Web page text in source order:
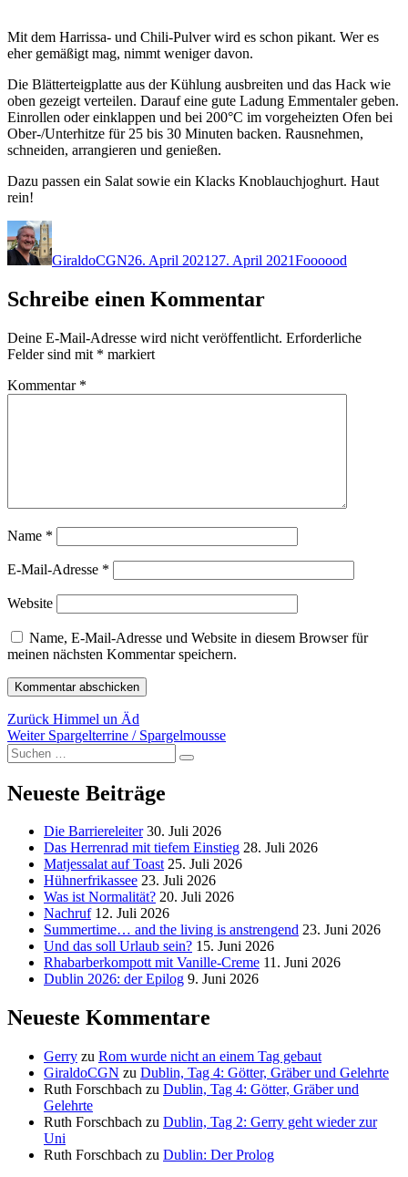
Mit dem Harrissa- und Chili-Pulver wird es schon pikant. Wer es
eher gemäßigt mag, nimmt weniger davon.
Die Blätterteigplatte aus der Kühlung ausbreiten und das Hack wie
oben gezeigt verteilen. Darauf eine gute Ladung Emmentaler geben.
Einrollen oder einklappen und bei 200°C im vorgeheizten Ofen bei
Ober-/Unterhitze für 25 bis 30 Minuten backen. Rausnehmen,
schneiden, arrangieren und genießen.
Dazu passen ein Salat sowie ein Klacks Knoblauchjoghurt. Haut
rein!
Autor
GiraldoCGN26. April 2021 27. April 2021Foooood
Schreibe einen Kommentar
Deine E-Mail-Adresse wird nicht veröffentlicht. Erforderliche
Felder sind mit * markiert
Kommentar *
Name *
E-Mail-Adresse *
Website
Name, E-Mail-Adresse und Website in diesem Browser für
meinen nächsten Kommentar speichern.
Beitragsnavigation
Zurück Vorheriger
Beitrag:
Himmel un Äd
Weiter Nächster
Beitrag:
Spargelterrine / Spargelmousse
Suchen
nach:
Suchen
Neueste Beiträge
Die Barriereleiter 30. Juli 2026
Das Herrenrad mit tiefem Einstieg 28. Juli 2026
Matjessalat auf Toast 25. Juli 2026
Hühnerfrikassee 23. Juli 2026
Was ist Normalität? 20. Juli 2026
Nachruf 12. Juli 2026
Summertime… and the living is anstrengend 23. Juni 2026
Und das soll Urlaub sein? 15. Juni 2026
Rhabarberkompott mit Vanille-Creme 11. Juni 2026
Dublin 2026: der Epilog 9. Juni 2026
Neueste Kommentare
Gerry zu Rom wurde nicht an einem Tag gebaut
GiraldoCGN zu Dublin, Tag 4: Götter, Gräber und Gelehrte
Ruth Forschbach zu Dublin, Tag 4: Götter, Gräber und
Gelehrte
Ruth Forschbach zu Dublin, Tag 2: Gerry geht wieder zur
Uni
Ruth Forschbach zu Dublin: Der Prolog